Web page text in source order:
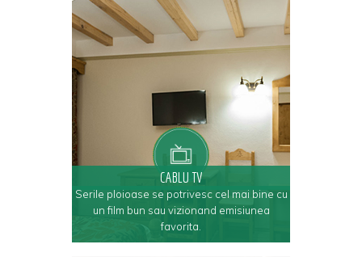
CABLU TV
Serile ploioase se potrivesc cel mai bine cu
un film bun sau vizionand emisiunea
favorita.